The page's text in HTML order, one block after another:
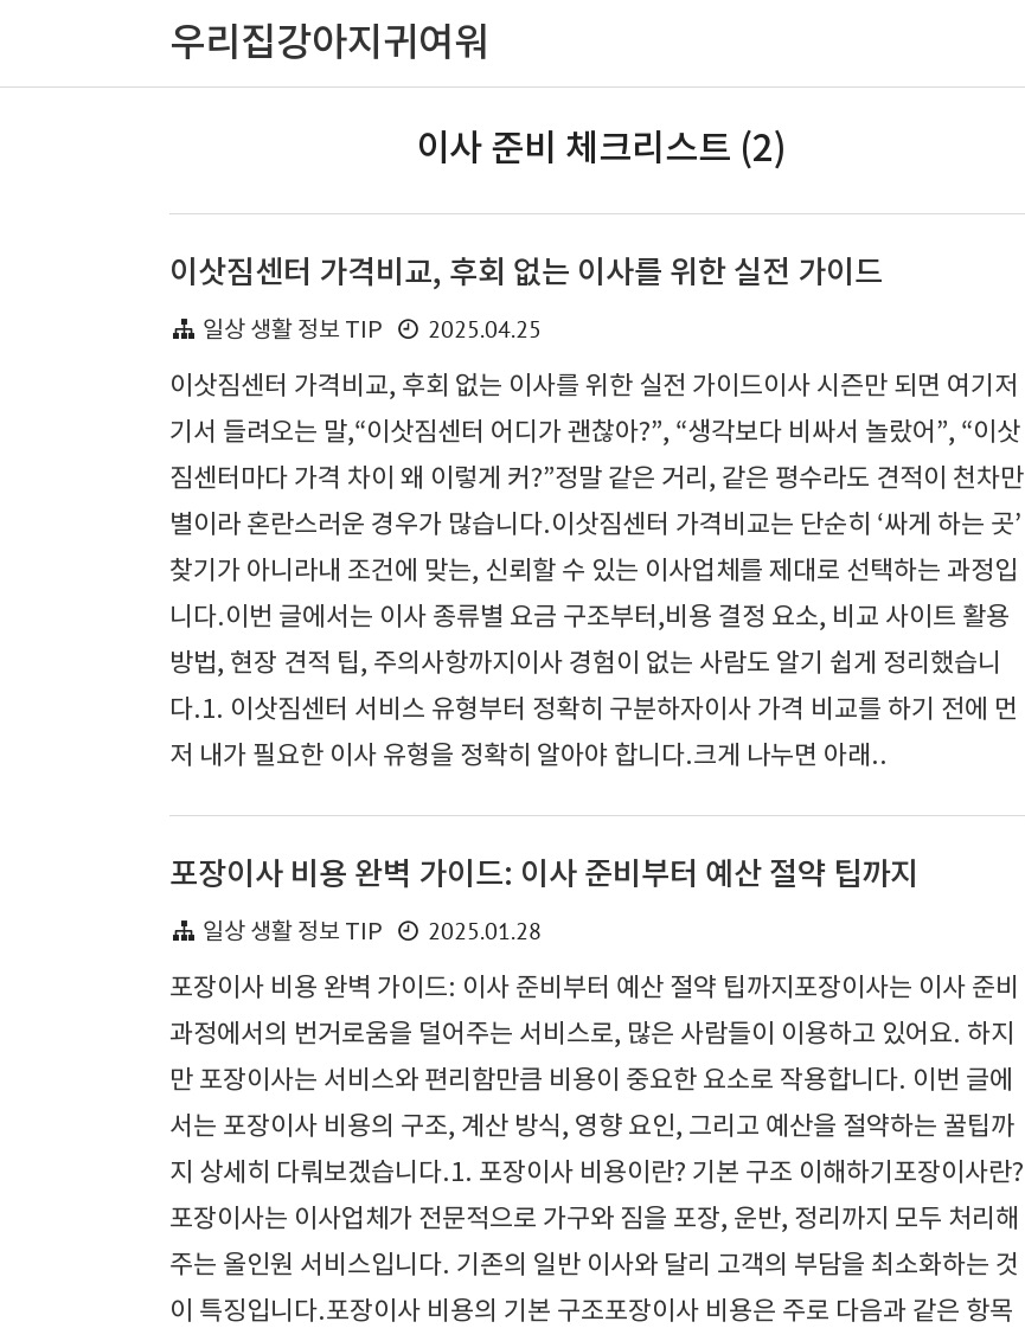
우리집강아지귀여워
이사 준비 체크리스트 (2)
이삿짐센터 가격비교, 후회 없는 이사를 위한 실전 가이드
일상 생활 정보 TIP
2025.04.25
이삿짐센터 가격비교, 후회 없는 이사를 위한 실전 가이드이사 시즌만 되면 여기저
기서 들려오는 말,“이삿짐센터 어디가 괜찮아?”, “생각보다 비싸서 놀랐어”, “이삿
짐센터마다 가격 차이 왜 이렇게 커?”정말 같은 거리, 같은 평수라도 견적이 천차만
별이라 혼란스러운 경우가 많습니다.이삿짐센터 가격비교는 단순히 ‘싸게 하는 곳’
찾기가 아니라내 조건에 맞는, 신뢰할 수 있는 이사업체를 제대로 선택하는 과정입
니다.이번 글에서는 이사 종류별 요금 구조부터,비용 결정 요소, 비교 사이트 활용
방법, 현장 견적 팁, 주의사항까지이사 경험이 없는 사람도 알기 쉽게 정리했습니
다.1. 이삿짐센터 서비스 유형부터 정확히 구분하자이사 가격 비교를 하기 전에 먼
저 내가 필요한 이사 유형을 정확히 알아야 합니다.크게 나누면 아래..
포장이사 비용 완벽 가이드: 이사 준비부터 예산 절약 팁까지
일상 생활 정보 TIP
2025.01.28
포장이사 비용 완벽 가이드: 이사 준비부터 예산 절약 팁까지포장이사는 이사 준비
과정에서의 번거로움을 덜어주는 서비스로, 많은 사람들이 이용하고 있어요. 하지
만 포장이사는 서비스와 편리함만큼 비용이 중요한 요소로 작용합니다. 이번 글에
서는 포장이사 비용의 구조, 계산 방식, 영향 요인, 그리고 예산을 절약하는 꿀팁까
지 상세히 다뤄보겠습니다.1. 포장이사 비용이란? 기본 구조 이해하기포장이사란?
포장이사는 이사업체가 전문적으로 가구와 짐을 포장, 운반, 정리까지 모두 처리해
주는 올인원 서비스입니다. 기존의 일반 이사와 달리 고객의 부담을 최소화하는 것
이 특징입니다.포장이사 비용의 기본 구조포장이사 비용은 주로 다음과 같은 항목